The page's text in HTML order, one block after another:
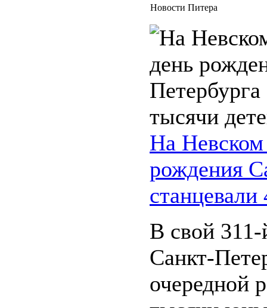
Новости Питера
На Невском
рождения
В свой
Санкт-
очередной